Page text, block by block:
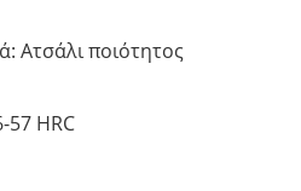
Ατσάλι ποιότητος
57 HRC